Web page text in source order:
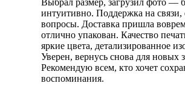
интуитивно. Поддержка на связи,
вопросы. Доставка пришла
отлично упакован. Качество
яркие цвета, детализированное
Уверен, вернусь снова для новых
Рекомендую всем, кто хочет
воспоминания.